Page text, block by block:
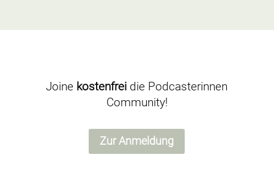
Joine kostenfrei die Podcasterinnen
Community!
Zur Anmeldung